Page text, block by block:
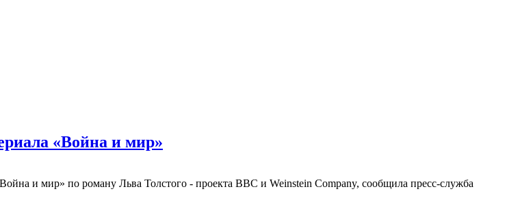
«Война и мир»
и мир» по роману Льва Толстого - проекта BBC и Weinstein Company, сообщила пресс-служба